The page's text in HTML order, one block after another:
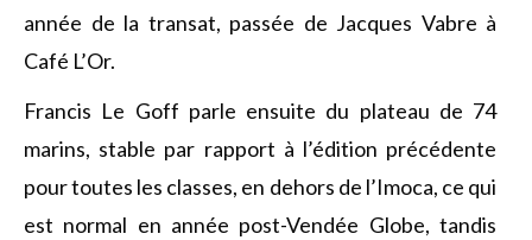
année de la transat, passée de Jacques Vabre à
Café L’Or.
Francis Le Goff parle ensuite du plateau de 74
marins, stable par rapport à l’édition précédente
pour toutes les classes, en dehors de l’Imoca, ce qui
est normal en année post-Vendée Globe, tandis